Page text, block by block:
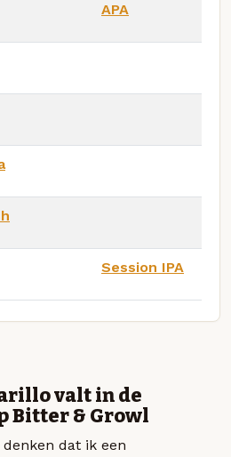
APA
Session IPA
valt in de
Bitter & Growl
dat ik een